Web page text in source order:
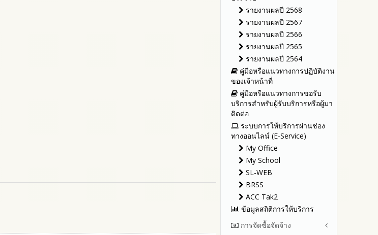
รายงานผลปี 2568
รายงานผลปี 2567
รายงานผลปี 2566
รายงานผลปี 2565
รายงานผลปี 2564
คู่มือหรือแนวทางการปฏิบัติงาน
ของเจ้าหน้าที่
คู่มือหรือแนวทางการขอรับ
บริการสำหรับผู้รับบริการหรือผู้มา
ติดต่อ
ระบบการให้บริการผ่านช่อง
ทางออนไลน์ (E-Service)
My Office
My School
SL-WEB
BRSS
ACC Tak2
ข้อมูลสถิติการให้บริการ
การจัดซื้อจัดจ้าง